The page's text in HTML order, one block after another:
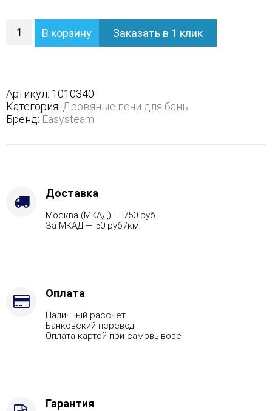
Печь
кожухе
с
боковым
подключением
321,
Варианты
Подготовка,
Боковое
подключение
В корзину Заказать в 1 клик
Артикул: 1010340
Категория: Дровяные печи для бань
Бренд: Easysteam
Доставка
Москва (МКАД) — 750 руб.
За МКАД — 50 руб./км
Оплата
Наличный рассчет
Банковский перевод
Оплата картой при самовывозе
Гарантия